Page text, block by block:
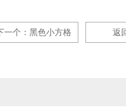
一个：黑色小方格 返